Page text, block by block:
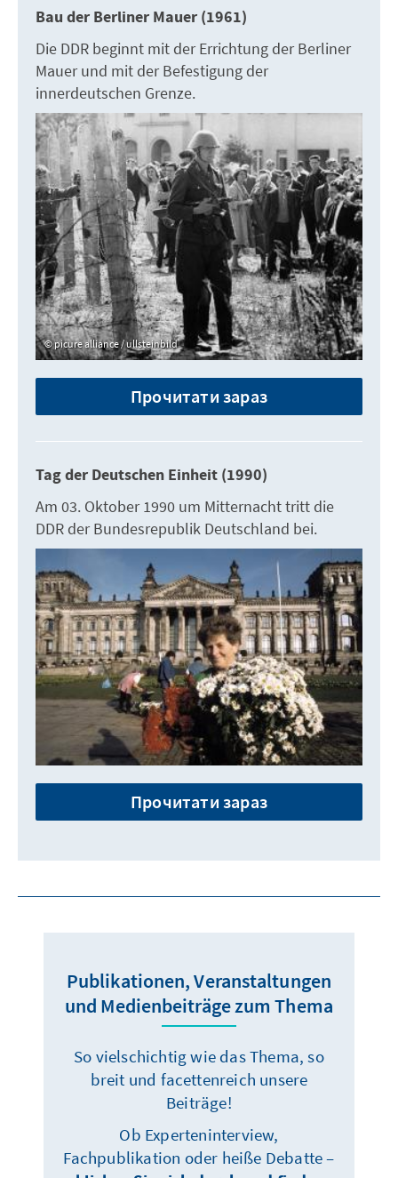
Bau der Berliner Mauer (1961)
Die DDR beginnt mit der Errichtung der Berliner
Mauer und mit der Befestigung der
innerdeutschen Grenze.
picure alliance / ullsteinbild
Прочитати зараз
Tag der Deutschen Einheit (1990)
Am 03. Oktober 1990 um Mitternacht tritt die
DDR der Bundesrepublik Deutschland bei.
Прочитати зараз
Publikationen, Veranstaltungen
und Medienbeiträge zum Thema
So vielschichtig wie das Thema, so
breit und facettenreich unsere
Beiträge!
Ob Experteninterview,
Fachpublikation oder heiße Debatte –